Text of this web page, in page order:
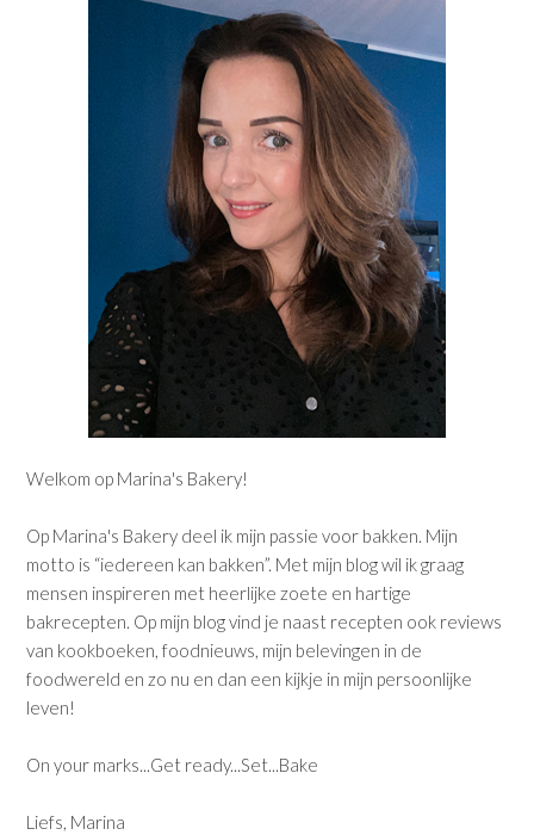
Welkom op Marina's Bakery!
Op Marina's Bakery deel ik mijn passie voor bakken. Mijn
motto is “iedereen kan bakken”. Met mijn blog wil ik graag
mensen inspireren met heerlijke zoete en hartige
bakrecepten. Op mijn blog vind je naast recepten ook reviews
van kookboeken, foodnieuws, mijn belevingen in de
foodwereld en zo nu en dan een kijkje in mijn persoonlijke
leven!
On your marks...Get ready...Set...Bake
Liefs, Marina